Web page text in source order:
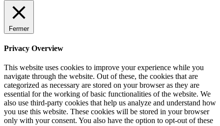
Fermer
Privacy Overview
This website uses cookies to improve your experience while you
navigate through the website. Out of these, the cookies that are
categorized as necessary are stored on your browser as they are
essential for the working of basic functionalities of the website. We
also use third-party cookies that help us analyze and understand how
you use this website. These cookies will be stored in your browser
only with your consent. You also have the option to opt-out of these